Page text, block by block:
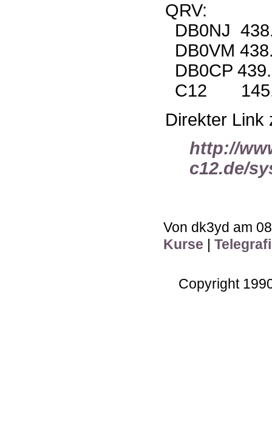
QRV:
DB0NJ
DB0VM
DB0CP
C12
Direkter Link
http://
c12.de/
Von dk3yd am
Kurse |
Copyright